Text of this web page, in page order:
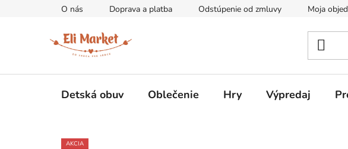
O nás Doprava a platba Odstúpenie od zmluvy Moja
Detská obuv Oblečenie Hry Výpredaj
AKCIA